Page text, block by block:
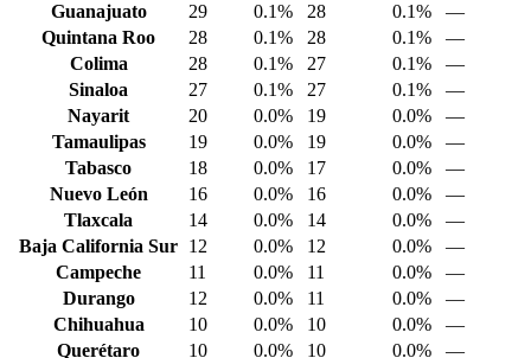
Guanajuato
29 0.1% 28 0.1%
—
Quintana Roo
28 0.1% 28 0.1%
—
Colima
28 0.1% 27 0.1%
—
Sinaloa
27 0.1% 27 0.1%
—
Nayarit
20 0.0% 19 0.0%
—
Tamaulipas
19 0.0% 19 0.0%
—
Tabasco
18 0.0% 17 0.0%
—
Nuevo León
16 0.0% 16 0.0%
—
Tlaxcala
14 0.0% 14 0.0%
—
Baja California Sur 12 0.0% 12 0.0%
—
Campeche
11 0.0% 11 0.0%
—
Durango
12 0.0% 11 0.0%
—
Chihuahua
10 0.0% 10 0.0%
—
Querétaro
10 0.0% 10 0.0% —